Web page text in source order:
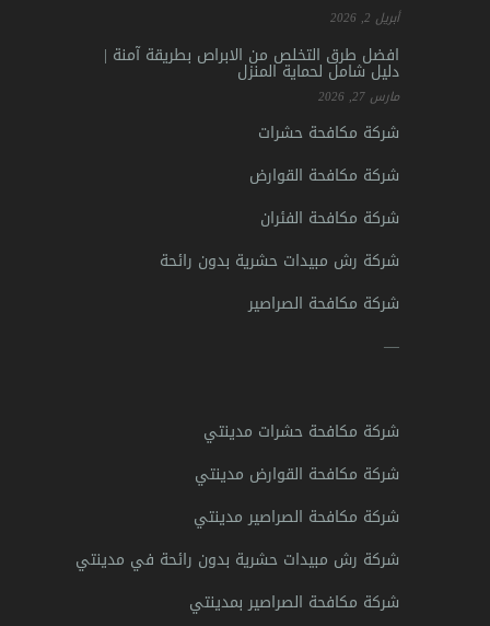
أبريل 2, 2026
افضل طرق التخلص من الابراص بطريقة آمنة |
دليل شامل لحماية المنزل
مارس 27, 2026
شركة مكافحة حشرات
شركة مكافحة القوارض
شركة مكافحة الفئران
شركة رش مبيدات حشرية بدون رائحة
شركة مكافحة الصراصير
—
شركة مكافحة حشرات مدينتي
شركة مكافحة القوارض مدينتي
شركة مكافحة الصراصير مدينتي
شركة رش مبيدات حشرية بدون رائحة في مدينتي
شركة مكافحة الصراصير بمدينتي